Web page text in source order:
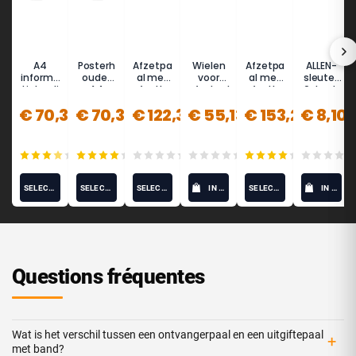
A4
informa
tiebordj
paal
(staand
€ 70,35
(10)
SELECT OPTIONS
Posterh
ouder
A4
€ 70,35
(12)
SELECT OPTIONS
Afzetpa
al met
afzetba
zilvergrij
s 3m
baar) -
LIMIT
€ 122,38
(0)
SELECT OPTIONS
Wielen
voor
afzetpal
€ 55,13
(0)
IN WINKELWAGEN
Afzetpa
al met
afzetba
zilver
(aanpas
LIMIT
€ 153,25
(1)
SELECT OPTIONS
ALLEN-
sleutel,
6-kant,
€ 8,10
IN WINKELWAGEN
Questions fréquentes
Wat is het verschil tussen een ontvangerpaal en een uitgiftepaal
met band?
+